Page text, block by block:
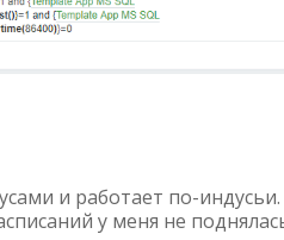
и работает по-
у меня не